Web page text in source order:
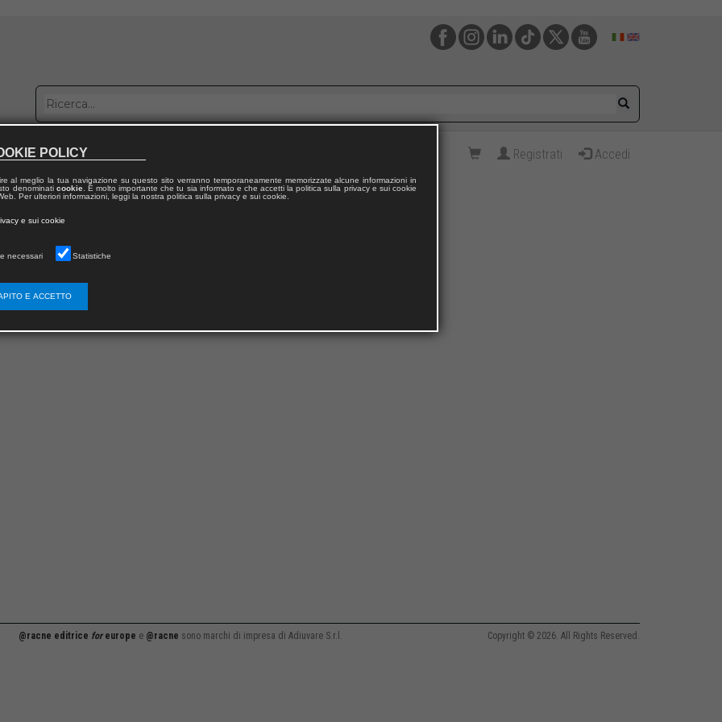
con noi Registrati Accedi
@racne editrice foreurope e @racne sono marchi di impresa di Adiuvare S.r.l. Copyright © 2026. All Rights Reserved.
POLICY
al meglio la tua navigazione su questo sito verranno temporaneamente memorizzate alcune informazioni in
denominati cookie. È molto importante che tu sia informato e che accetti la politica sulla privacy e sui cookie
Per ulteriori informazioni, leggi la nostra politica sulla privacy e sui cookie.
e sui cookie
necessari Statistiche
E ACCETTO